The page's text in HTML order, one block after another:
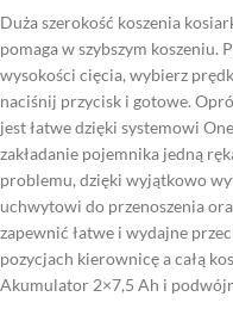
Duża szerokość koszenia
pomaga w szybszym koszeniu.
wysokości cięcia, wybierz
naciśnij przycisk i gotowe.
jest łatwe dzięki systemowi
zakładanie pojemnika jedną
problemu, dzięki wyjątkowo
uchwytowi do przenoszenia
zapewnić łatwe i wydajne
pozycjach kierownicę a całą
Akumulator 2×7,5 Ah i